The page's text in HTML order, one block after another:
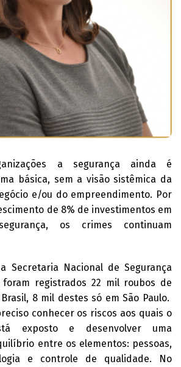
a segurança ainda é
básica, sem a visão sistêmica da
e/ou do empreendimento. Por
de 8% de investimentos em
os crimes continuam
Secretaria Nacional de Segurança
foram registrados 22 mil roubos de
8 mil destes só em São Paulo.
conhecer os riscos aos quais o
exposto e desenvolver uma
entre os elementos: pessoas,
e controle de qualidade. No